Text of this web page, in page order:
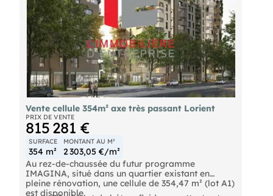
Vente cellule 354m² axe très passant Lorient
PRIX DE VENTE
815 281 €
SURFACE
354 m²
MONTANT AU M²
2 303,05 €/m²
Au rez-de-chaussée du futur programme
IMAGINA, situé dans un quartier existant en
pleine rénovation, une cellule de 354,47 m² (lot A1)
est disponible.